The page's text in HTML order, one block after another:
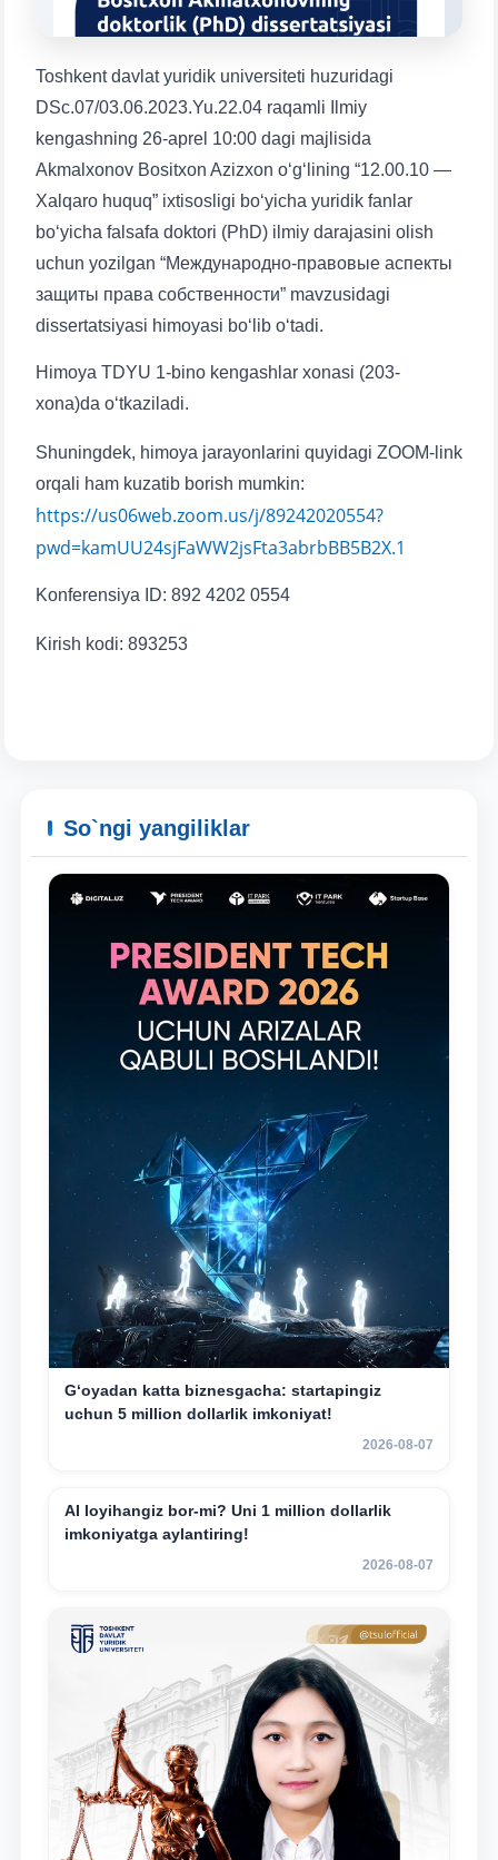
Ism va familiyangiz
Telefon raqamingiz
Toshkent davlat yuridik universiteti huzuridagi
DSc.07/03.06.2023.Yu.22.04 raqamli Ilmiy
kengashning 26-aprel 10:00 dagi majlisida
Akmalxonov Bositxon Azizxon o‘g‘lining “12.00.10 —
Xalqaro huquq” ixtisosligi bo‘yicha yuridik fanlar
bo‘yicha falsafa doktori (PhD) ilmiy darajasini olish
uchun yozilgan “Международно-правовые аспекты
защиты права собственности” mavzusidagi
dissertatsiyasi himoyasi bo‘lib o‘tadi.
Himoya TDYU 1-bino kengashlar xonasi (203-
xona)da o‘tkaziladi.
Shuningdek, himoya jarayonlarini quyidagi ZOOM-link
orqali ham kuzatib borish mumkin:
https://us06web.zoom.us/j/89242020554?
pwd=kamUU24sjFaWW2jsFta3abrbBB5B2X.1
Konferensiya ID: 892 4202 0554
Kirish kodi: 893253
So`ngi yangiliklar
G‘oyadan katta biznesgacha: startapingiz
uchun 5 million dollarlik imkoniyat!
2026-08-07
AI loyihangiz bor-mi? Uni 1 million dollarlik
imkoniyatga aylantiring!
2026-08-07
1. Hujjatlar (bakalavr) (5) 2. Hujjatlar (magistr) (4)
7. Call-center (4) 8. Bakalavriat kvotasi (3)
9. Magistratura kvotasi (4) ✉️ Adminga yozish